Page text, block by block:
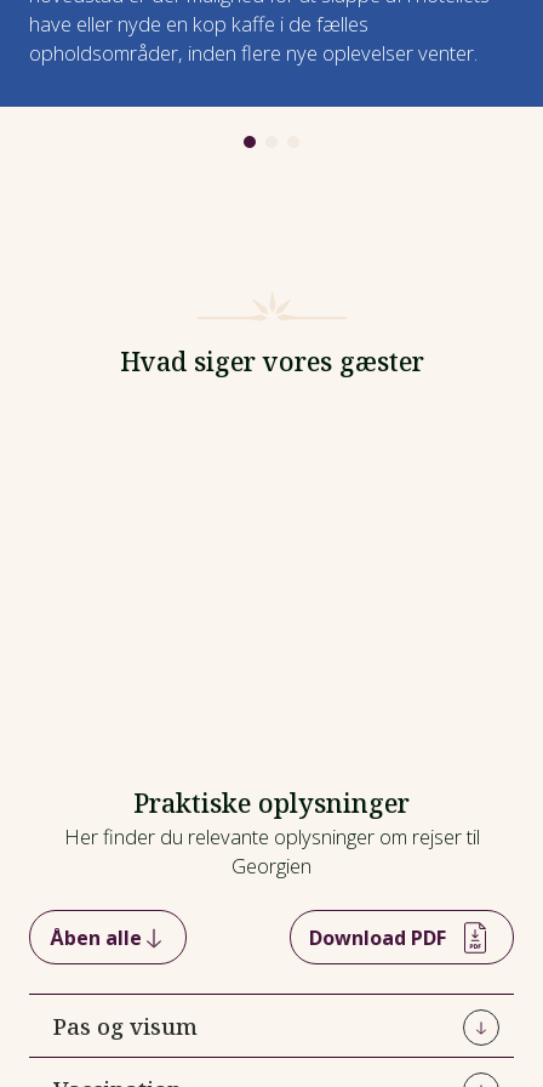
have eller nyde en kop kaffe i de fælles
opholdsområder, inden flere nye oplevelser venter.
Hvad siger vores gæster
Praktiske oplysninger
Her finder du relevante oplysninger om rejser til
Georgien
Åben alle Download PDF
Pas og visum